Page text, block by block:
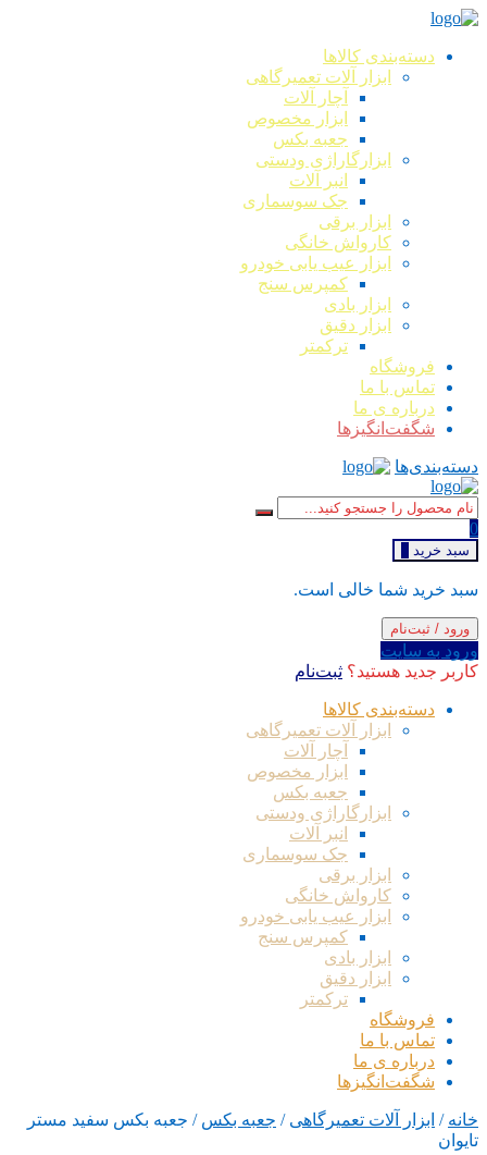
دسته‌بندی کالاها
ابزار آلات تعمیرگاهی
آچار آلات
ابزار مخصوص
جعبه بکس
ابزارگاراژی ودستی
انبر آلات
جک سوسماری
ابزار برقی
کارواش خانگی
ابزار عیب یابی خودرو
کمپرس سنج
ابزار بادی
ابزار دقیق
ترکمتر
فروشگاه
تماس با ما
درباره ی ما
شگفت‌انگیزها
دسته‌بندی‌ها
0
سبد خرید
سبد خرید شما خالی است.
ورود / ثبت‌نام
ورود به سایت
کاربر جدید هستید؟ ثبت‌نام
دسته‌بندی کالاها
ابزار آلات تعمیرگاهی
آچار آلات
ابزار مخصوص
جعبه بکس
ابزارگاراژی ودستی
انبر آلات
جک سوسماری
ابزار برقی
کارواش خانگی
ابزار عیب یابی خودرو
کمپرس سنج
ابزار بادی
ابزار دقیق
ترکمتر
فروشگاه
تماس با ما
درباره ی ما
شگفت‌انگیزها
خانه / ابزار آلات تعمیرگاهی / جعبه بکس / جعبه بکس سفید مستر
تایوان